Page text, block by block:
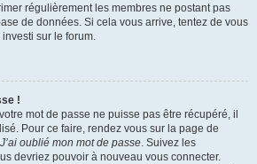
régulièrement les membres ne postant pas
de données. Si cela vous arrive, tentez de vous
sur le forum.
!
mot de passe ne puisse pas être récupéré, il
Pour ce faire, rendez vous sur la page de
J’ai oublié mon mot de passe. Suivez les
devriez pouvoir à nouveau vous connecter.